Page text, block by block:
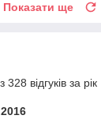
Показати ще
відгуків за рік